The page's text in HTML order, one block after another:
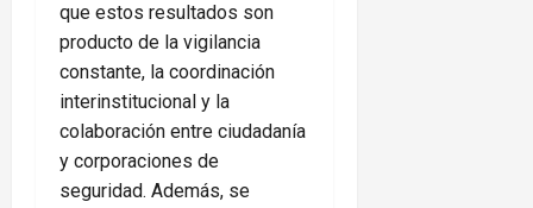
que estos resultados son
producto de la vigilancia
constante, la coordinación
interinstitucional y la
colaboración entre ciudadanía
y corporaciones de
seguridad. Además, se